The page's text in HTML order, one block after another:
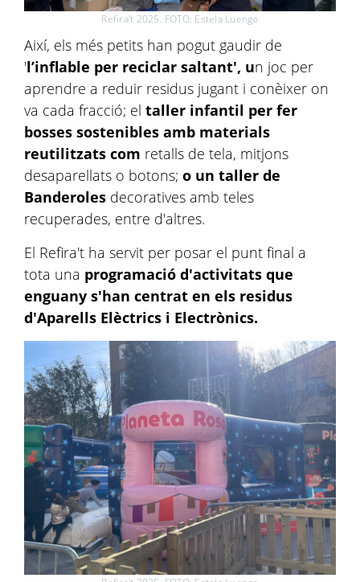
Refira't 2025. FOTO: Estela Luengo
Així, els més petits han pogut gaudir de
'l’inflable per reciclar saltant', un joc per
aprendre a reduir residus jugant i conèixer on
va cada fracció; el taller infantil per fer
bosses sostenibles amb materials
reutilitzats com retalls de tela, mitjons
desaparellats o botons; o un taller de
Banderoles decoratives amb teles
recuperades, entre d'altres.
El Refira't ha servit per posar el punt final a
tota una programació d'activitats que
enguany s'han centrat en els residus
d'Aparells Elèctrics i Electrònics.